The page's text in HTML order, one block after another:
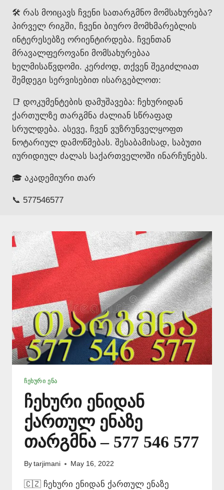
🛠️ რას მოიცავს ჩვენი სათარგმნო მომსახურება?
პირველ რიგში, ჩვენი ბიურო მომხმარებლის
ინტერესებზე ორიენტირდება. ჩვენთან
მრავალფეროვანი მომსახურებაა
ხელმისაწვდომი. კერძოდ, თქვენ შეგიძლიათ
შემდეგი სერვისებით ისარგებლოთ:
📑 დოკუმენტების დამუშავება: ჩეხურიდან
ქართულზე თარგმნა ძალიან სწრაფად
სრულდება. ასევე, ჩვენ ვუზრუნველყოფთ
ნოტარიულ დამოწმებას. შესაბამისად, საბუთი
იურიდიულ ძალას საქართველოში ინარჩუნებს.
🎓 აკადემიური თარ
📞 577546577
ᲩᲔᲮᲣᲠᲘ ᲔᲜᲐ
ჩეხური ენიდან
ქართულ ენაზე
თარგმნა – 577 546 577
By tarjimani May 16, 2022
🇨🇿 ჩეხური ენიდან ქართულ ენაზე